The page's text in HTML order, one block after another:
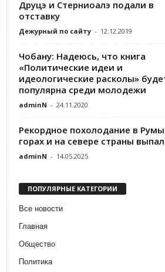
Друцэ и Стерниоалэ подали в
отставку
Дежурный по сайту - 12.12.2019
Чобану: Надеюсь, что книга
«Политические идеи и
идеологические расколы»
популярна среди молодежи
adminN - 24.11.2020
Рекордное похолодание в
горах и на севере страны выпал
adminN - 14.05.2025
ПОПУЛЯРНЫЕ КАТЕГОРИИ
Все новости
Главная
Общество
Политика